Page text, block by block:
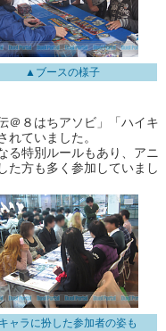
▲ブースの様子
＠８はちアソビ」「ハイキ
れていました。
る特別ルールもあり、アニ
た方も多く参加していまし
ャラに扮した参加者の姿も